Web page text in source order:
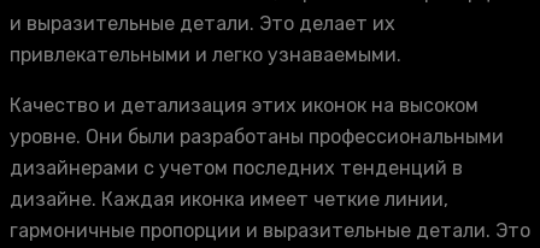
и выразительные детали. Это делает их
привлекательными и легко узнаваемыми.
Качество и детализация этих иконок на высоком
уровне. Они были разработаны профессиональными
дизайнерами с учетом последних тенденций в
дизайне. Каждая иконка имеет четкие линии,
гармоничные пропорции и выразительные детали. Это